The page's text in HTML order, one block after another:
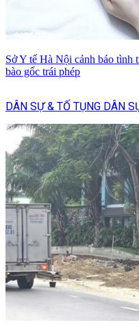
Sở Y tế Hà Nội cảnh báo tình
bào gốc trái phép
DÂN SỰ & TỐ TỤNG DÂN